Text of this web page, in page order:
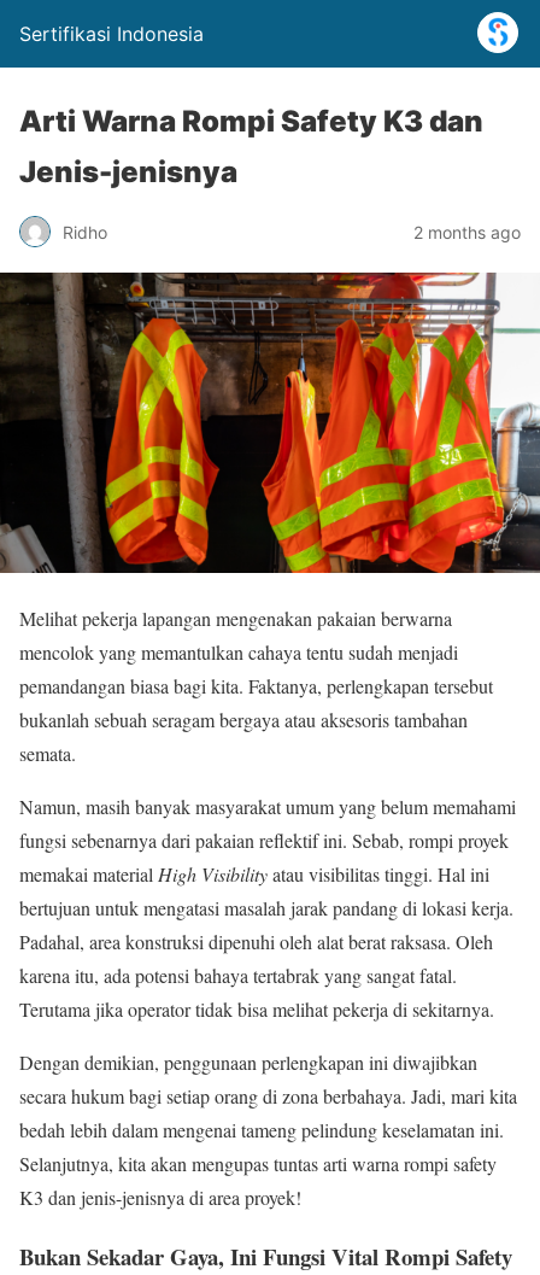
Sertifikasi Indonesia
Arti Warna Rompi Safety K3 dan
Jenis-jenisnya
Ridho 2 months ago
Melihat pekerja lapangan mengenakan pakaian berwarna
mencolok yang memantulkan cahaya tentu sudah menjadi
pemandangan biasa bagi kita. Faktanya, perlengkapan tersebut
bukanlah sebuah seragam bergaya atau aksesoris tambahan
semata.
Namun, masih banyak masyarakat umum yang belum memahami
fungsi sebenarnya dari pakaian reflektif ini. Sebab, rompi proyek
memakai materialHigh Visibilityatau visibilitas tinggi. Hal ini
bertujuan untuk mengatasi masalah jarak pandang di lokasi kerja.
Padahal, area konstruksi dipenuhi oleh alat berat raksasa. Oleh
karena itu, ada potensi bahaya tertabrak yang sangat fatal.
Terutama jika operator tidak bisa melihat pekerja di sekitarnya.
Dengan demikian, penggunaan perlengkapan ini diwajibkan
secara hukum bagi setiap orang di zona berbahaya. Jadi, mari kita
bedah lebih dalam mengenai tameng pelindung keselamatan ini.
Selanjutnya, kita akan mengupas tuntas arti warna rompi safety
K3 dan jenis-jenisnya di area proyek!
Bukan Sekadar Gaya, Ini Fungsi Vital Rompi Safety